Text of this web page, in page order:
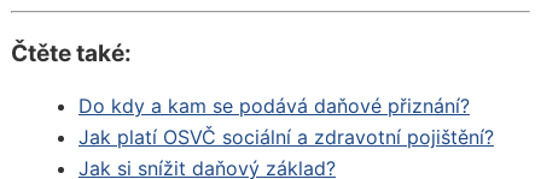
Čtěte také:
Do kdy a kam se podává daňové přiznání?
Jak platí OSVČ sociální a zdravotní pojištění?
Jak si snížit daňový základ?